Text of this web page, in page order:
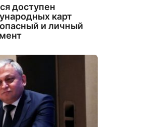
доступен
карт
и личный